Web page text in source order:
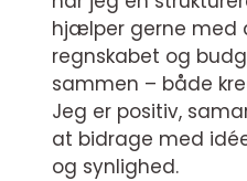
hjælper gerne med
regnskabet og
sammen – både
Jeg er positiv,
at bidrage med
og synlighed.